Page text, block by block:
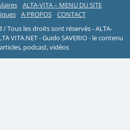
ALTA-VITA – MENU DU SITE
A PROPOS
CONTACT
Tous les droits sont réservés - ALTA-
VITA.NET - Guido SAVERIO - le contenu
podcast, vidéos